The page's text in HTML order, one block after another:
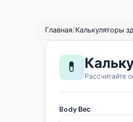
Главная/Калькуляторы
💊 Рассчитайте
Body Вес